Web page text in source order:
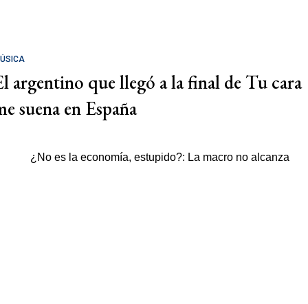
argentino que llegó a la final de Tu cara
suena en España